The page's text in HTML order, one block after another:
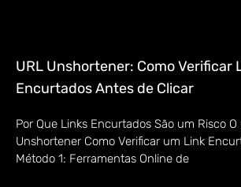
URL Unshortener: Como Verificar
Encurtados Antes de Clicar
Por Que Links Encurtados São um Risco O
Unshortener Como Verificar um Link
Método 1: Ferramentas Online de